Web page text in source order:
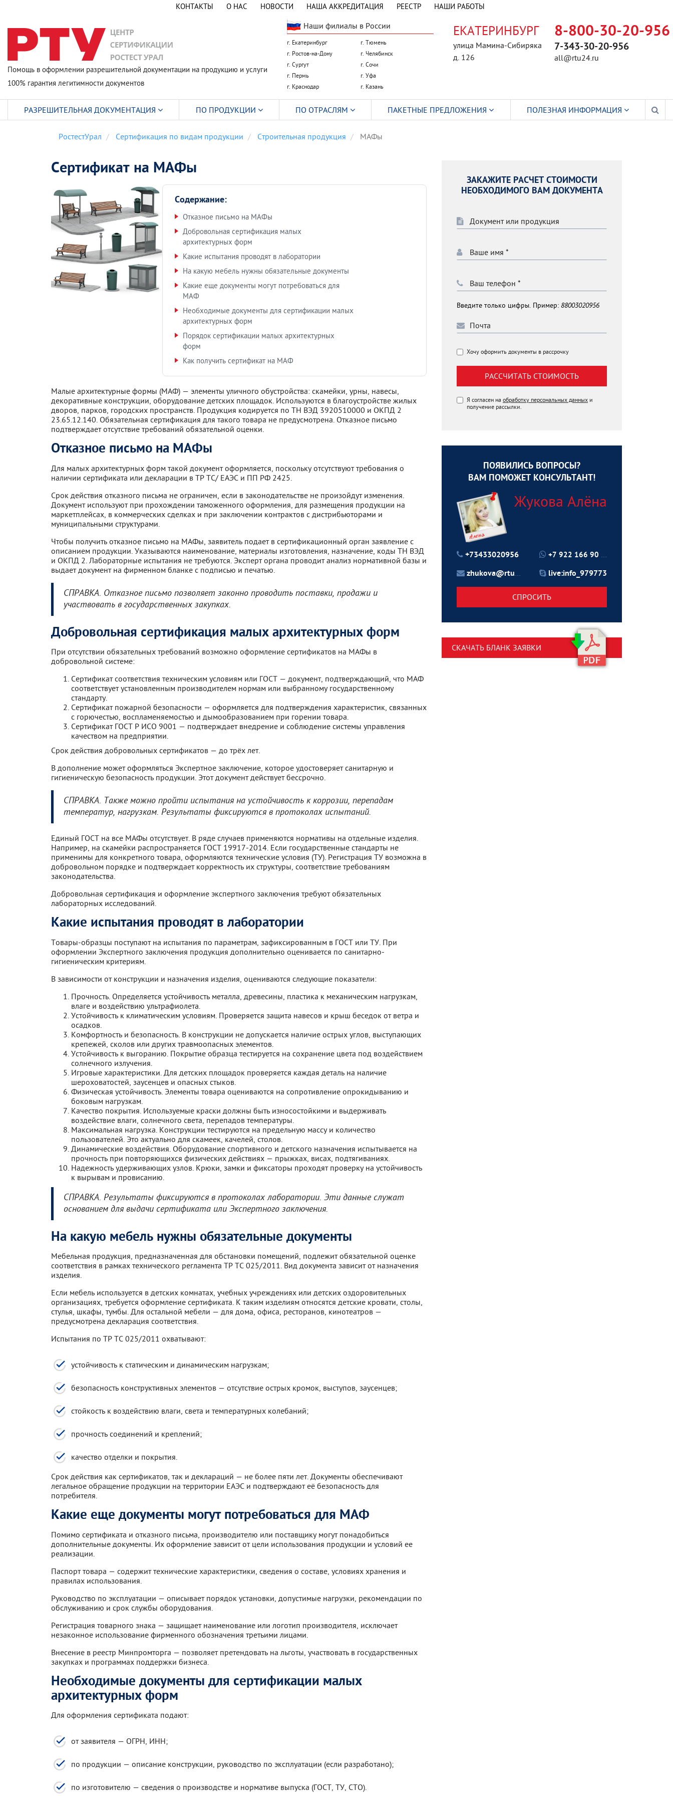
КОНТАКТЫ О НАС НОВОСТИ НАША АККРЕДИТАЦИЯ РЕЕСТР НАШИ РАБОТЫ
Помощь в оформлении разрешительной документации на продукцию и услуги
100% гарантия легитимности документов
Наши филиалы в России
г. Екатеринбург
г. Тюмень
г. Ростов-на-Дону
г. Челябинск
г. Сургут
г. Сочи
г. Пермь
г. Уфа
г. Краснодар
г. Казань
ЕКАТЕРИНБУРГ
улица Мамина-Сибиряка
д. 126
8-800-30-20-956
7-343-30-20-956
all@rtu24.ru
РостестУрал Сертификация по видам продукции Строительная продукция МАФы
Сертификат на МАФы
Содержание:
Отказное письмо на МАФы
Добровольная сертификация малых
архитектурных форм
Какие испытания проводят в лаборатории
На какую мебель нужны обязательные документы
Какие еще документы могут потребоваться для
МАФ
Необходимые документы для сертификации малых
архитектурных форм
Порядок сертификации малых архитектурных
форм
Как получить сертификат на МАФ
Малые архитектурные формы (МАФ) — элементы уличного обустройства: скамейки, урны, навесы,
декоративные конструкции, оборудование детских площадок. Используются в благоустройстве жилых
дворов, парков, городских пространств. Продукция кодируется по ТН ВЭД 3920510000 и ОКПД 2
23.65.12.140. Обязательная сертификация для такого товара не предусмотрена. Отказное письмо
подтверждает отсутствие требований обязательной оценки.
Отказное письмо на МАФы
Для малых архитектурных форм такой документ оформляется, поскольку отсутствуют требования о
наличии сертификата или декларации в ТР ТС/ ЕАЭС и ПП РФ 2425.
Срок действия отказного письма не ограничен, если в законодательстве не произойдут изменения.
Документ используют при прохождении таможенного оформления, для размещения продукции на
маркетплейсах, в коммерческих сделках и при заключении контрактов с дистрибьюторами и
муниципальными структурами.
Чтобы получить отказное письмо на МАФы, заявитель подает в сертификационный орган заявление с
описанием продукции. Указываются наименование, материалы изготовления, назначение, коды ТН ВЭД
и ОКПД 2. Лабораторные испытания не требуются. Эксперт органа проводит анализ нормативной базы и
выдает документ на фирменном бланке с подписью и печатью.
СПРАВКА. Отказное письмо позволяет законно проводить поставки, продажи и
участвовать в государственных закупках.
Добровольная сертификация малых архитектурных форм
При отсутствии обязательных требований возможно оформление сертификатов на МАФы в
добровольной системе:
Сертификат соответствия техническим условиям или ГОСТ — документ, подтверждающий, что МАФ
соответствует установленным производителем нормам или выбранному государственному
стандарту.
Сертификат пожарной безопасности — оформляется для подтверждения характеристик, связанных
с горючестью, воспламеняемостью и дымообразованием при горении товара.
Сертификат ГОСТ Р ИСО 9001 — подтверждает внедрение и соблюдение системы управления
качеством на предприятии.
Срок действия добровольных сертификатов — до трёх лет.
В дополнение может оформляться Экспертное заключение, которое удостоверяет санитарную и
гигиеническую безопасность продукции. Этот документ действует бессрочно.
СПРАВКА. Также можно пройти испытания на устойчивость к коррозии, перепадам
температур, нагрузкам. Результаты фиксируются в протоколах испытаний.
Единый ГОСТ на все МАФы отсутствует. В ряде случаев применяются нормативы на отдельные изделия.
Например, на скамейки распространяется ГОСТ 19917-2014. Если государственные стандарты не
применимы для конкретного товара, оформляются технические условия (ТУ). Регистрация ТУ возможна в
добровольном порядке и подтверждает корректность их структуры, соответствие требованиям
законодательства.
Добровольная сертификация и оформление экспертного заключения требуют обязательных
лабораторных исследований.
Какие испытания проводят в лаборатории
Товары-образцы поступают на испытания по параметрам, зафиксированным в ГОСТ или ТУ. При
оформлении Экспертного заключения продукция дополнительно оценивается по санитарно-
гигиеническим критериям.
В зависимости от конструкции и назначения изделия, оцениваются следующие показатели:
Прочность. Определяется устойчивость металла, древесины, пластика к механическим нагрузкам,
влаге и воздействию ультрафиолета.
Устойчивость к климатическим условиям. Проверяется защита навесов и крыш беседок от ветра и
осадков.
Комфортность и безопасность. В конструкции не допускается наличие острых углов, выступающих
крепежей, сколов или других травмоопасных элементов.
Устойчивость к выгоранию. Покрытие образца тестируется на сохранение цвета под воздействием
солнечного излучения.
Игровые характеристики. Для детских площадок проверяется каждая деталь на наличие
шероховатостей, заусенцев и опасных стыков.
Физическая устойчивость. Элементы товара оцениваются на сопротивление опрокидыванию и
боковым нагрузкам.
Качество покрытия. Используемые краски должны быть износостойкими и выдерживать
воздействие влаги, солнечного света, перепадов температуры.
Максимальная нагрузка. Конструкции тестируются на предельную массу и количество
пользователей. Это актуально для скамеек, качелей, столов.
Динамические воздействия. Оборудование спортивного и детского назначения испытывается на
прочность при повторяющихся физических действиях — прыжках, висах, подтягиваниях.
Надежность удерживающих узлов. Крюки, замки и фиксаторы проходят проверку на устойчивость
к вырывам и провисанию.
СПРАВКА. Результаты фиксируются в протоколах лаборатории. Эти данные служат
основанием для выдачи сертификата или Экспертного заключения.
На какую мебель нужны обязательные документы
Мебельная продукция, предназначенная для обстановки помещений, подлежит обязательной оценке
соответствия в рамках технического регламента ТР ТС 025/2011. Вид документа зависит от назначения
изделия.
Если мебель используется в детских комнатах, учебных учреждениях или детских оздоровительных
организациях, требуется оформление сертификата. К таким изделиям относятся детские кровати, столы,
стулья, шкафы, тумбы. Для остальной мебели — для дома, офиса, ресторанов, кинотеатров —
предусмотрена декларация соответствия.
Испытания по ТР ТС 025/2011 охватывают:
устойчивость к статическим и динамическим нагрузкам;
безопасность конструктивных элементов — отсутствие острых кромок, выступов, заусенцев;
стойкость к воздействию влаги, света и температурных колебаний;
прочность соединений и креплений;
качество отделки и покрытия.
Срок действия как сертификатов, так и деклараций — не более пяти лет. Документы обеспечивают
легальное обращение продукции на территории ЕАЭС и подтверждают её безопасность для
потребителя.
Какие еще документы могут потребоваться для МАФ
Помимо сертификата и отказного письма, производителю или поставщику могут понадобиться
дополнительные документы. Их оформление зависит от цели использования продукции и условий ее
реализации.
Паспорт товара — содержит технические характеристики, сведения о составе, условиях хранения и
правилах использования.
Руководство по эксплуатации — описывает порядок установки, допустимые нагрузки, рекомендации по
обслуживанию и срок службы оборудования.
Регистрация товарного знака — защищает наименование или логотип производителя, исключает
незаконное использование фирменного обозначения третьими лицами.
Внесение в реестр Минпромторга — позволяет претендовать на льготы, участвовать в государственных
закупках и программах поддержки бизнеса.
Необходимые документы для сертификации малых
архитектурных форм
Для оформления сертификата подают:
от заявителя — ОГРН, ИНН;
по продукции — описание конструкции, руководство по эксплуатации (если разработано);
по изготовителю — сведения о производстве и нормативе выпуска (ГОСТ, ТУ, СТО).
ЗАКАЖИТЕ РАСЧЕТ СТОИМОСТИ
НЕОБХОДИМОГО ВАМ ДОКУМЕНТА
Введите только цифры. Пример: 88003020956
Хочу оформить документы в рассрочку
РАССЧИТАТЬ СТОИМОСТЬ
Я согласен на обработку персональных данных и
получение рассылки.
ПОЯВИЛИСЬ ВОПРОСЫ?
ВАМ ПОМОЖЕТ КОНСУЛЬТАНТ!
Жукова Алёна
+73433020956
zhukova@rtu24.ru
+7 922 166 90 70
live:info_979773
СПРОСИТЬ
СКАЧАТЬ БЛАНК ЗАЯВКИ
РАЗРЕШИТЕЛЬНАЯ ДОКУМЕНТАЦИЯ ПО ПРОДУКЦИИ ПО ОТРАСЛЯМ ПАКЕТНЫЕ ПРЕДЛОЖЕНИЯ ПОЛЕЗНАЯ ИНФОРМАЦИЯ